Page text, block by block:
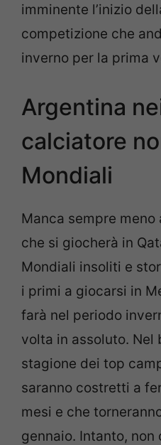
imminente l’inizio
competizione che
inverno per la prima
Argentina
calciatore
Mondiali
Manca sempre
che si giocherà in
Mondiali insoliti e
i primi a giocarsi in
farà nel periodo
volta in assoluto. Nel
stagione dei top
saranno costretti a
mesi e che
gennaio. Intanto,